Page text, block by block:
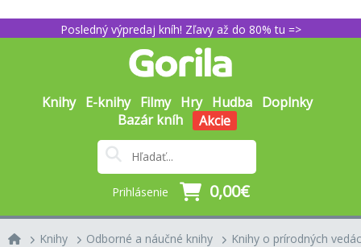
Posledný výpredaj kníh! Zľavy až do 80% tu =>
Knihy E-knihy Filmy Hry Hudba Doplnky
Bazár kníh
Akcie
Prihlásenie 0,00€
Knihy Odborné a náučné knihy Knihy o prírodných